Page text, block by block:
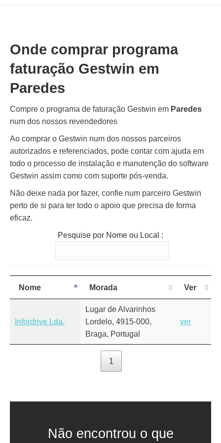
Onde comprar programa
faturação Gestwin em
Paredes
Compre o programa de faturação Gestwin em Paredes
num dos nossos revendedores
Ao comprar o Gestwin num dos nossos parceiros
autorizados e referenciados, pode contar com ajuda em
todo o processo de instalação e manutenção do software
Gestwin assim como com suporte pós-venda.
Não deixe nada por fazer, confie num parceiro Gestwin
perto de si para ter todo o apoio que precisa de forma
eficaz.
Pesquise por Nome ou Local :
Nome Morada Ver
Infordrive Lda.
Lugar de Alvarinhos
Lordelo, 4915-000,
Braga, Portugal
ver
1
Não encontrou o que